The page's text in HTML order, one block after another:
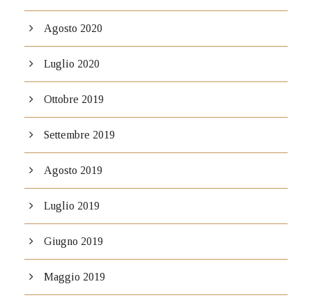
Agosto 2020
Luglio 2020
Ottobre 2019
Settembre 2019
Agosto 2019
Luglio 2019
Giugno 2019
Maggio 2019